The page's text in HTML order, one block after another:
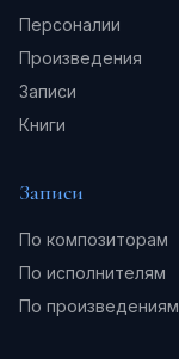
Персоналии
Произведения
Записи
Книги
Записи
По композиторам
По исполнителям
По произведениям